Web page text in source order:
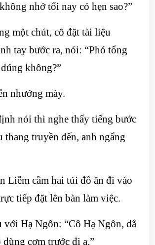
nhớ tối nay có hẹn sao?”
một chút, cô đặt tài liệu
tay bước ra, nói: “Phó tổng
không?”
nhướng mày.
nói thì nghe thấy tiếng bước
thang truyền đến, anh ngẩng
Liễm cầm hai túi đồ ăn đi vào
tiếp đặt lên bàn làm việc.
với Hạ Ngôn: “Cô Hạ Ngôn, đã
cơm trước đi ạ.”